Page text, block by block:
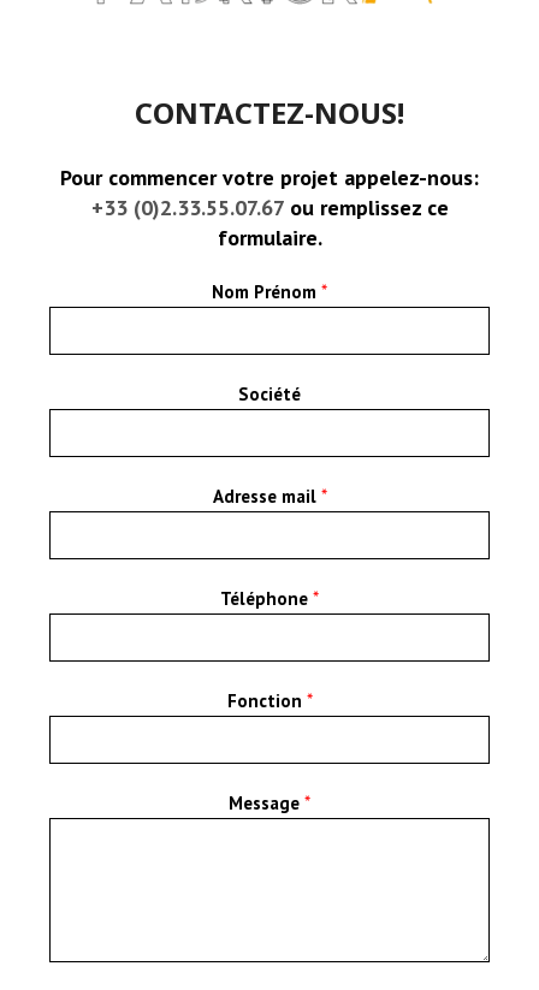
CONTACTEZ-NOUS!
Pour commencer votre projet appelez-nous:
+33 (0)2.33.55.07.67ou remplissez ce
formulaire.
Nom Prénom *
Société
Adresse mail *
Téléphone *
Fonction *
Message *